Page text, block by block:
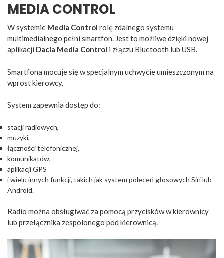
MEDIA CONTROL
W systemie Media Control rolę zdalnego systemu
multimedialnego pełni smartfon. Jest to możliwe dzięki nowej
aplikacji Dacia Media Control i złączu Bluetooth lub USB.
Smartfona mocuje się w specjalnym uchwycie umieszczonym na
wprost kierowcy.
System zapewnia dostęp do:
stacji radiowych,
muzyki,
łączności telefonicznej,
komunikatów,
aplikacji GPS
i wielu innych funkcji, takich jak system poleceń głosowych Siri lub
Android.
Radio można obsługiwać za pomocą przycisków w kierownicy
lub przełącznika zespolonego pod kierownicą.